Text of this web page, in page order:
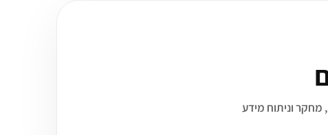
מתעניינים ב־Replicate? בחרנו עד 3 קורסים שיכולים להתחבר לעולם של דאטה, BI, מחקר וניתוח מידע